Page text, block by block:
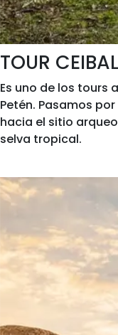
TOUR CEIBAL
Es uno de los tours
Petén. Pasamos
hacia el sitio
selva tropical.